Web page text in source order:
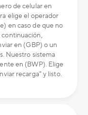
de celular en
elige el operador
en caso de que no
en (GBP) o un
Nuestro sistema
en (BWP). Elige
recarga" y listo.